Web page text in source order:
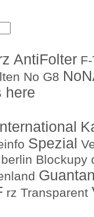
AntiFolter
No G8
here
Spezial
berlin Blockupy
rz Transparent